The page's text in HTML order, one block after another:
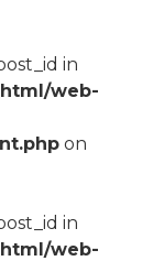
in
web-
on
in
web-